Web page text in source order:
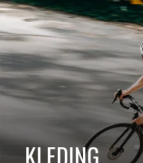
KLEDING